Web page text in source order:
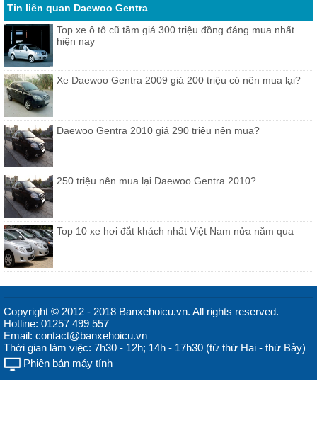
Tin liên quan Daewoo Gentra
Top xe ô tô cũ tầm giá 300 triệu đồng đáng mua nhất
hiện nay
Xe Daewoo Gentra 2009 giá 200 triệu có nên mua lại?
Daewoo Gentra 2010 giá 290 triệu nên mua?
250 triệu nên mua lại Daewoo Gentra 2010?
Top 10 xe hơi đắt khách nhất Việt Nam nửa năm qua
Copyright © 2012 - 2018 Banxehoicu.vn. All rights reserved.
Hotline: 01257 499 557
Email: contact@banxehoicu.vn
Thời gian làm việc: 7h30 - 12h; 14h - 17h30 (từ thứ Hai - thứ Bảy)
Phiên bản máy tính